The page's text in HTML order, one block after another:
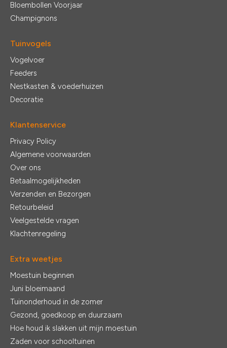
Bloembollen Voorjaar
Champignons
Tuinvogels
Vogelvoer
Feeders
Nestkasten & voederhuizen
Decoratie
Klantenservice
Privacy Policy
Algemene voorwaarden
Over ons
Betaalmogelijkheden
Verzenden en Bezorgen
Retourbeleid
Veelgestelde vragen
Klachtenregeling
Extra weetjes
Moestuin beginnen
Juni bloeimaand
Tuinonderhoud in de zomer
Gezond, goedkoop en duurzaam
Hoe houd ik slakken uit mijn moestuin
Zaden voor schooltuinen